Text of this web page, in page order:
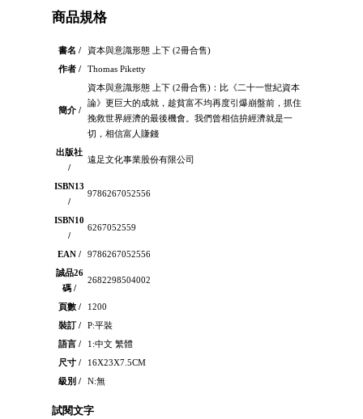
商品規格
書名 /
資本與意識形態 上下 (2冊合售)
作者 /
Thomas Piketty
簡介 /
資本與意識形態 上下 (2冊合售)：比《二十一世紀資本
論》更巨大的成就，趁貧富不均再度引爆崩盤前，抓住
挽救世界經濟的最後機會。我們曾相信拚經濟就是一
切，相信富人賺錢
出版社
/
遠足文化事業股份有限公司
ISBN13
/
9786267052556
ISBN10
/
6267052559
EAN /
9786267052556
誠品26
碼 /
2682298504002
頁數 /
1200
裝訂 /
P:平裝
語言 /
1:中文 繁體
尺寸 /
16X23X7.5CM
級別 /
N:無
試閱文字